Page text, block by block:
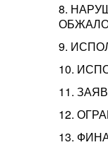
8.
9.
10.
11.
12.
13.